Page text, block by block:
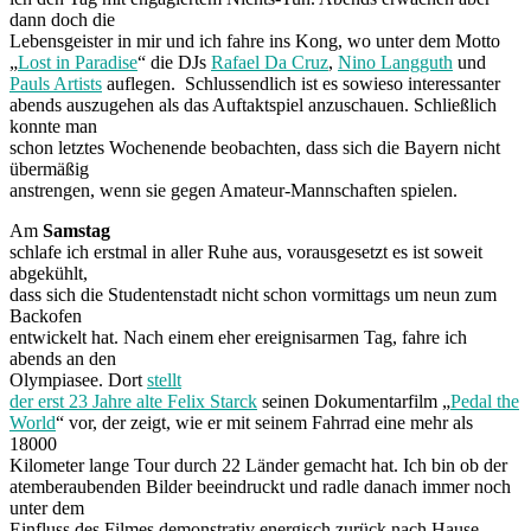
dann doch die
Lebensgeister in mir und ich fahre ins Kong, wo unter dem Motto
„Lost in Paradise“ die DJs Rafael Da Cruz, Nino Langguth und
Pauls Artists auflegen. Schlussendlich ist es sowieso interessanter
abends auszugehen als das Auftaktspiel anzuschauen. Schließlich
konnte man
schon letztes Wochenende beobachten, dass sich die Bayern nicht
übermäßig
anstrengen, wenn sie gegen Amateur-Mannschaften spielen.
Am Samstag
schlafe ich erstmal in aller Ruhe aus, vorausgesetzt es ist soweit
abgekühlt,
dass sich die Studentenstadt nicht schon vormittags um neun zum
Backofen
entwickelt hat. Nach einem eher ereignisarmen Tag, fahre ich
abends an den
Olympiasee. Dort stellt
der erst 23 Jahre alte Felix Starck seinen Dokumentarfilm „Pedal the
World“ vor, der zeigt, wie er mit seinem Fahrrad eine mehr als
18000
Kilometer lange Tour durch 22 Länder gemacht hat. Ich bin ob der
atemberaubenden Bilder beeindruckt und radle danach immer noch
unter dem